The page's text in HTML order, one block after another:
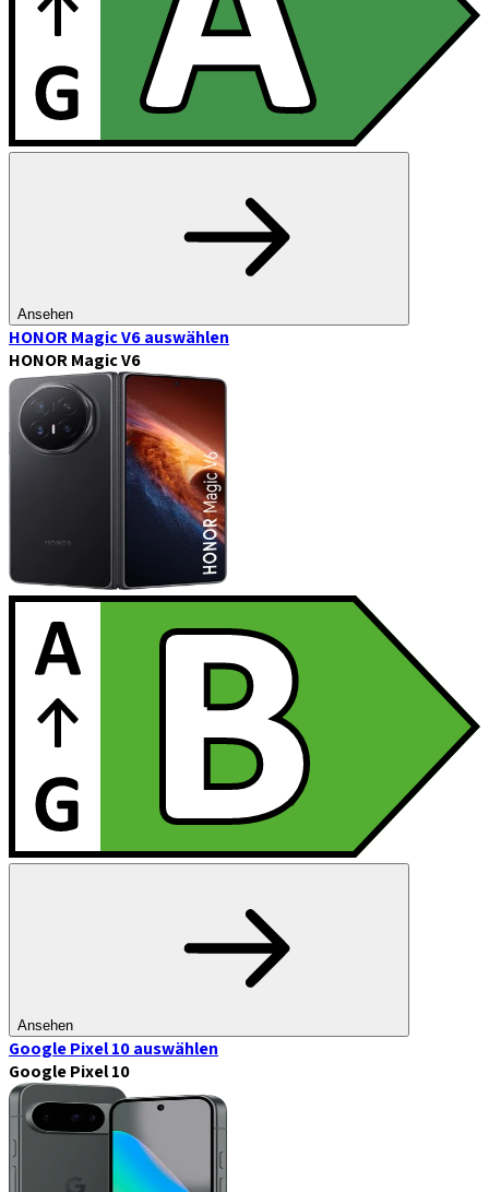
Ansehen
HONOR Magic V6auswählen
HONOR Magic V6
Ansehen
Google Pixel 10auswählen
Google Pixel 10